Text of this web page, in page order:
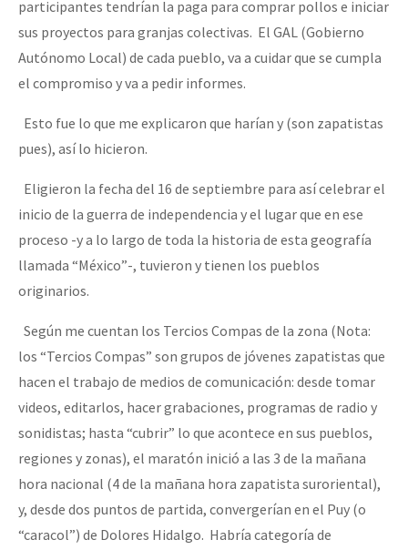
participantes tendrían la paga para comprar pollos e iniciar
sus proyectos para granjas colectivas. El GAL (Gobierno
Autónomo Local) de cada pueblo, va a cuidar que se cumpla
el compromiso y va a pedir informes.
Esto fue lo que me explicaron que harían y (son zapatistas
pues), así lo hicieron.
Eligieron la fecha del 16 de septiembre para así celebrar el
inicio de la guerra de independencia y el lugar que en ese
proceso -y a lo largo de toda la historia de esta geografía
llamada “México”-, tuvieron y tienen los pueblos
originarios.
Según me cuentan los Tercios Compas de la zona (Nota:
los “Tercios Compas” son grupos de jóvenes zapatistas que
hacen el trabajo de medios de comunicación: desde tomar
videos, editarlos, hacer grabaciones, programas de radio y
sonidistas; hasta “cubrir” lo que acontece en sus pueblos,
regiones y zonas), el maratón inició a las 3 de la mañana
hora nacional (4 de la mañana hora zapatista suroriental),
y, desde dos puntos de partida, convergerían en el Puy (o
“caracol”) de Dolores Hidalgo. Habría categoría de